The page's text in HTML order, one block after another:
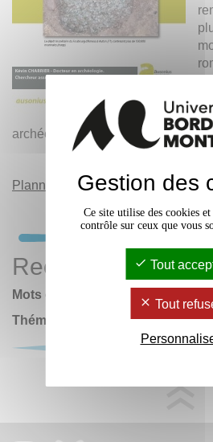
et
archéologiques de ces
Planning des séminaires Ausonius
Rechercher
Mots clés :
Thématiques
Gestion des
Ce site utilise des cookies
contrôle sur ceux que vous
Tout
Tout